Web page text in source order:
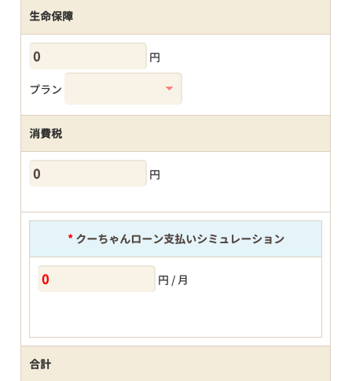
生命保障
円
プラン
消費税
円
*クーちゃんローン支払いシミュレーション
円 / 月
合計